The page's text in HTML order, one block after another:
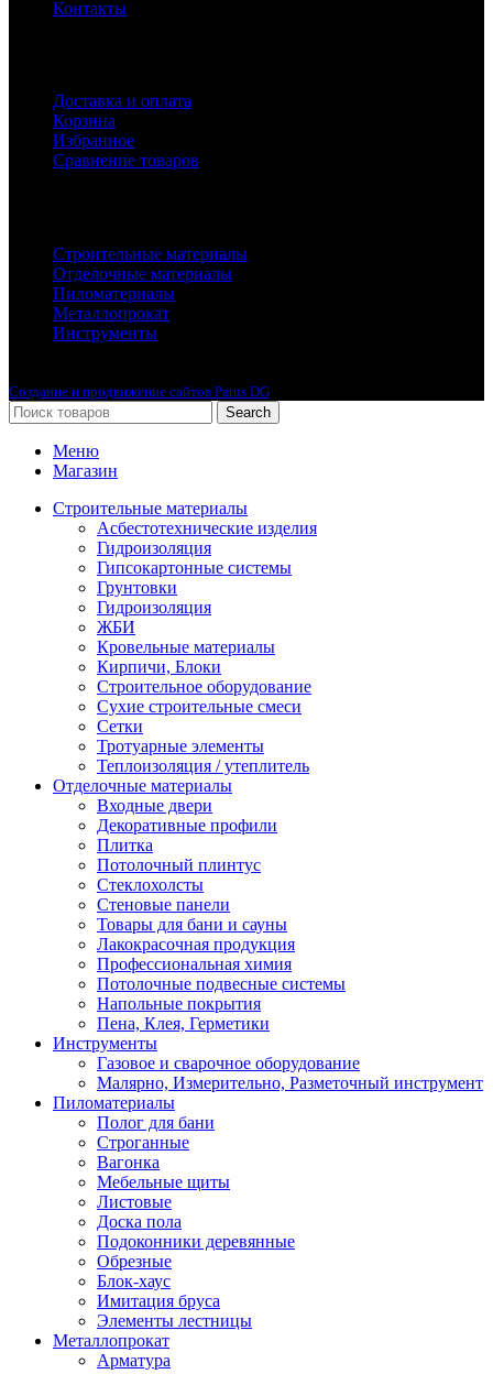
Контакты
Доставка и оплата
Корзина
Избранное
Сравнение товаров
Строительные материалы
Отделочные материалы
Пиломатериалы
Металлопрокат
Инструменты
Создание и продвижение сайтов Parus DG
Search
Меню
Магазин
Строительные материалы
Асбестотехнические изделия
Гидроизоляция
Гипсокартонные системы
Грунтовки
Гидроизоляция
ЖБИ
Кровельные материалы
Кирпичи, Блоки
Строительное оборудование
Сухие строительные смеси
Сетки
Тротуарные элементы
Теплоизоляция / утеплитель
Отделочные материалы
Входные двери
Декоративные профили
Плитка
Потолочный плинтус
Стеклохолсты
Стеновые панели
Товары для бани и сауны
Лакокрасочная продукция
Профессиональная химия
Потолочные подвесные системы
Напольные покрытия
Пена, Клея, Герметики
Инструменты
Газовое и сварочное оборудование
Малярно, Измерительно, Разметочный инструмент
Пиломатериалы
Полог для бани
Строганные
Вагонка
Мебельные щиты
Листовые
Доска пола
Подоконники деревянные
Обрезные
Блок-хаус
Имитация бруса
Элементы лестницы
Металлопрокат
Арматура